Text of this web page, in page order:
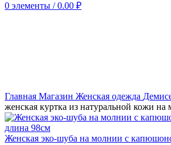
0 элементы / 0.00 ₽
Главная Магазин Женская одежда
женская куртка из натуральной кожи на
Женская эко-шуба на молнии с